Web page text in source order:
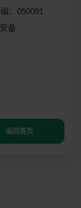
：050091
备
返回首页